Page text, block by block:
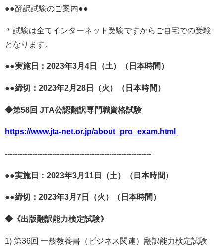
●●翻訳試験のご案内●●
＊試験は全てインターネット受験ですからご自宅での受験
となります。
●●実施日： 2023年3月 4 日（土）（日本時間）
●●締切： 2023年2 月 28 日（火）（日本時間）
◆第58回 JTA公認翻訳専門職資格試験
https://www.jta-net.or.jp/about_pro_exam.html
-----------------------------------------------------------
●●実施日： 2023年3月 11 日（土）（日本時間）
●●締切： 2023年3月 7 日（火）（日本時間）
◆《出版翻訳能力検定試験》
1) 第36回 一般教養書（ビジネス関連）翻訳能力検定試験